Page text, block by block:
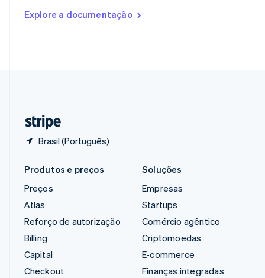
Explore a documentação
Brasil (Português)
English
Produtos e preços
Preços
Atlas
Reforço de autorização
Billing
Capital
Checkout
Soluções
Empresas
Startups
Comércio agêntico
Criptomoedas
E-commerce
Finanças integradas